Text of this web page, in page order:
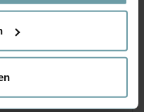
Wir empfehlen
Sie die Dübel